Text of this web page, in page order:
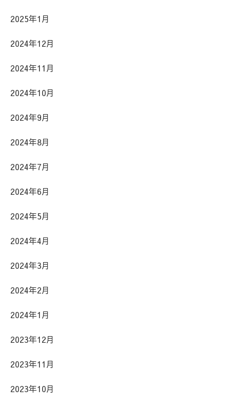
2025年1月
2024年12月
2024年11月
2024年10月
2024年9月
2024年8月
2024年7月
2024年6月
2024年5月
2024年4月
2024年3月
2024年2月
2024年1月
2023年12月
2023年11月
2023年10月